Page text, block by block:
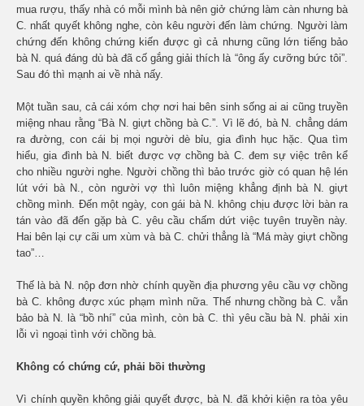
mua rượu, thấy nhà có mỗi mình bà nên giở chứng làm càn nhưng bà
C. nhất quyết không nghe, còn kêu người đến làm chứng. Người làm
chứng đến không chứng kiến được gì cả nhưng cũng lớn tiếng bảo
bà N. quá đáng dù bà đã cố gắng giải thích là “ông ấy cưỡng bức tôi”.
Sau đó thì mạnh ai về nhà nấy.
Một tuần sau, cả cái xóm chợ nơi hai bên sinh sống ai ai cũng truyền
miệng nhau rằng “Bà N. giựt chồng bà C.”. Vì lẽ đó, bà N. chẳng dám
ra đường, con cái bị mọi người dè bỉu, gia đình hục hặc. Qua tìm
hiểu, gia đình bà N. biết được vợ chồng bà C. đem sự việc trên kể
cho nhiều người nghe. Người chồng thì bảo trước giờ có quan hệ lén
lút với bà N., còn người vợ thì luôn miệng khẳng định bà N. giựt
chồng mình. Đến một ngày, con gái bà N. không chịu được lời bàn ra
tán vào đã đến gặp bà C. yêu cầu chấm dứt việc tuyên truyền này.
Hai bên lại cự cãi um xùm và bà C. chửi thẳng là “Má mày giựt chồng
tao”…
Thế là bà N. nộp đơn nhờ chính quyền địa phương yêu cầu vợ chồng
bà C. không được xúc phạm mình nữa. Thế nhưng chồng bà C. vẫn
bảo bà N. là “bồ nhí” của mình, còn bà C. thì yêu cầu bà N. phải xin
lỗi vì ngoại tình với chồng bà.
Không có chứng cứ, phải bồi thường
Vì chính quyền không giải quyết được, bà N. đã khởi kiện ra tòa yêu